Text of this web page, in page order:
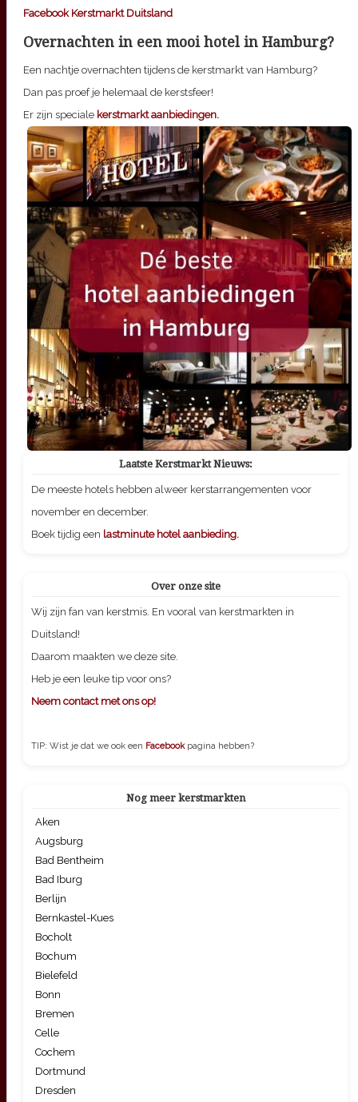
Facebook Kerstmarkt Duitsland
Overnachten in een mooi hotel in Hamburg?
Een nachtje overnachten tijdens de kerstmarkt van Hamburg?
Dan pas proef je helemaal de kerstsfeer!
Er zijn speciale kerstmarkt aanbiedingen.
Laatste Kerstmarkt Nieuws:
De meeste hotels hebben alweer kerstarrangementen voor
november en december.
Boek tijdig een lastminute hotel aanbieding.
Over onze site
Wij zijn fan van kerstmis. En vooral van kerstmarkten in
Duitsland!
Daarom maakten we deze site.
Heb je een leuke tip voor ons?
Neem contact met ons op!
TIP: Wist je dat we ook een Facebook pagina hebben?
Nog meer kerstmarkten
Aken
Augsburg
Bad Bentheim
Bad Iburg
Berlijn
Bernkastel-Kues
Bocholt
Bochum
Bielefeld
Bonn
Bremen
Celle
Cochem
Dortmund
Dresden